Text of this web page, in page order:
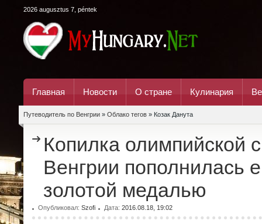
2026 augusztus 7, péntek
Главная Новости О стране Кулинария
Путеводитель по Венгрии » Облако тегов » Козак Данута
Копилка олимпийской
Венгрии пополнилась
золотой медалью
Опубликовал: Szofi Дата: 2016.08.18, 19:02